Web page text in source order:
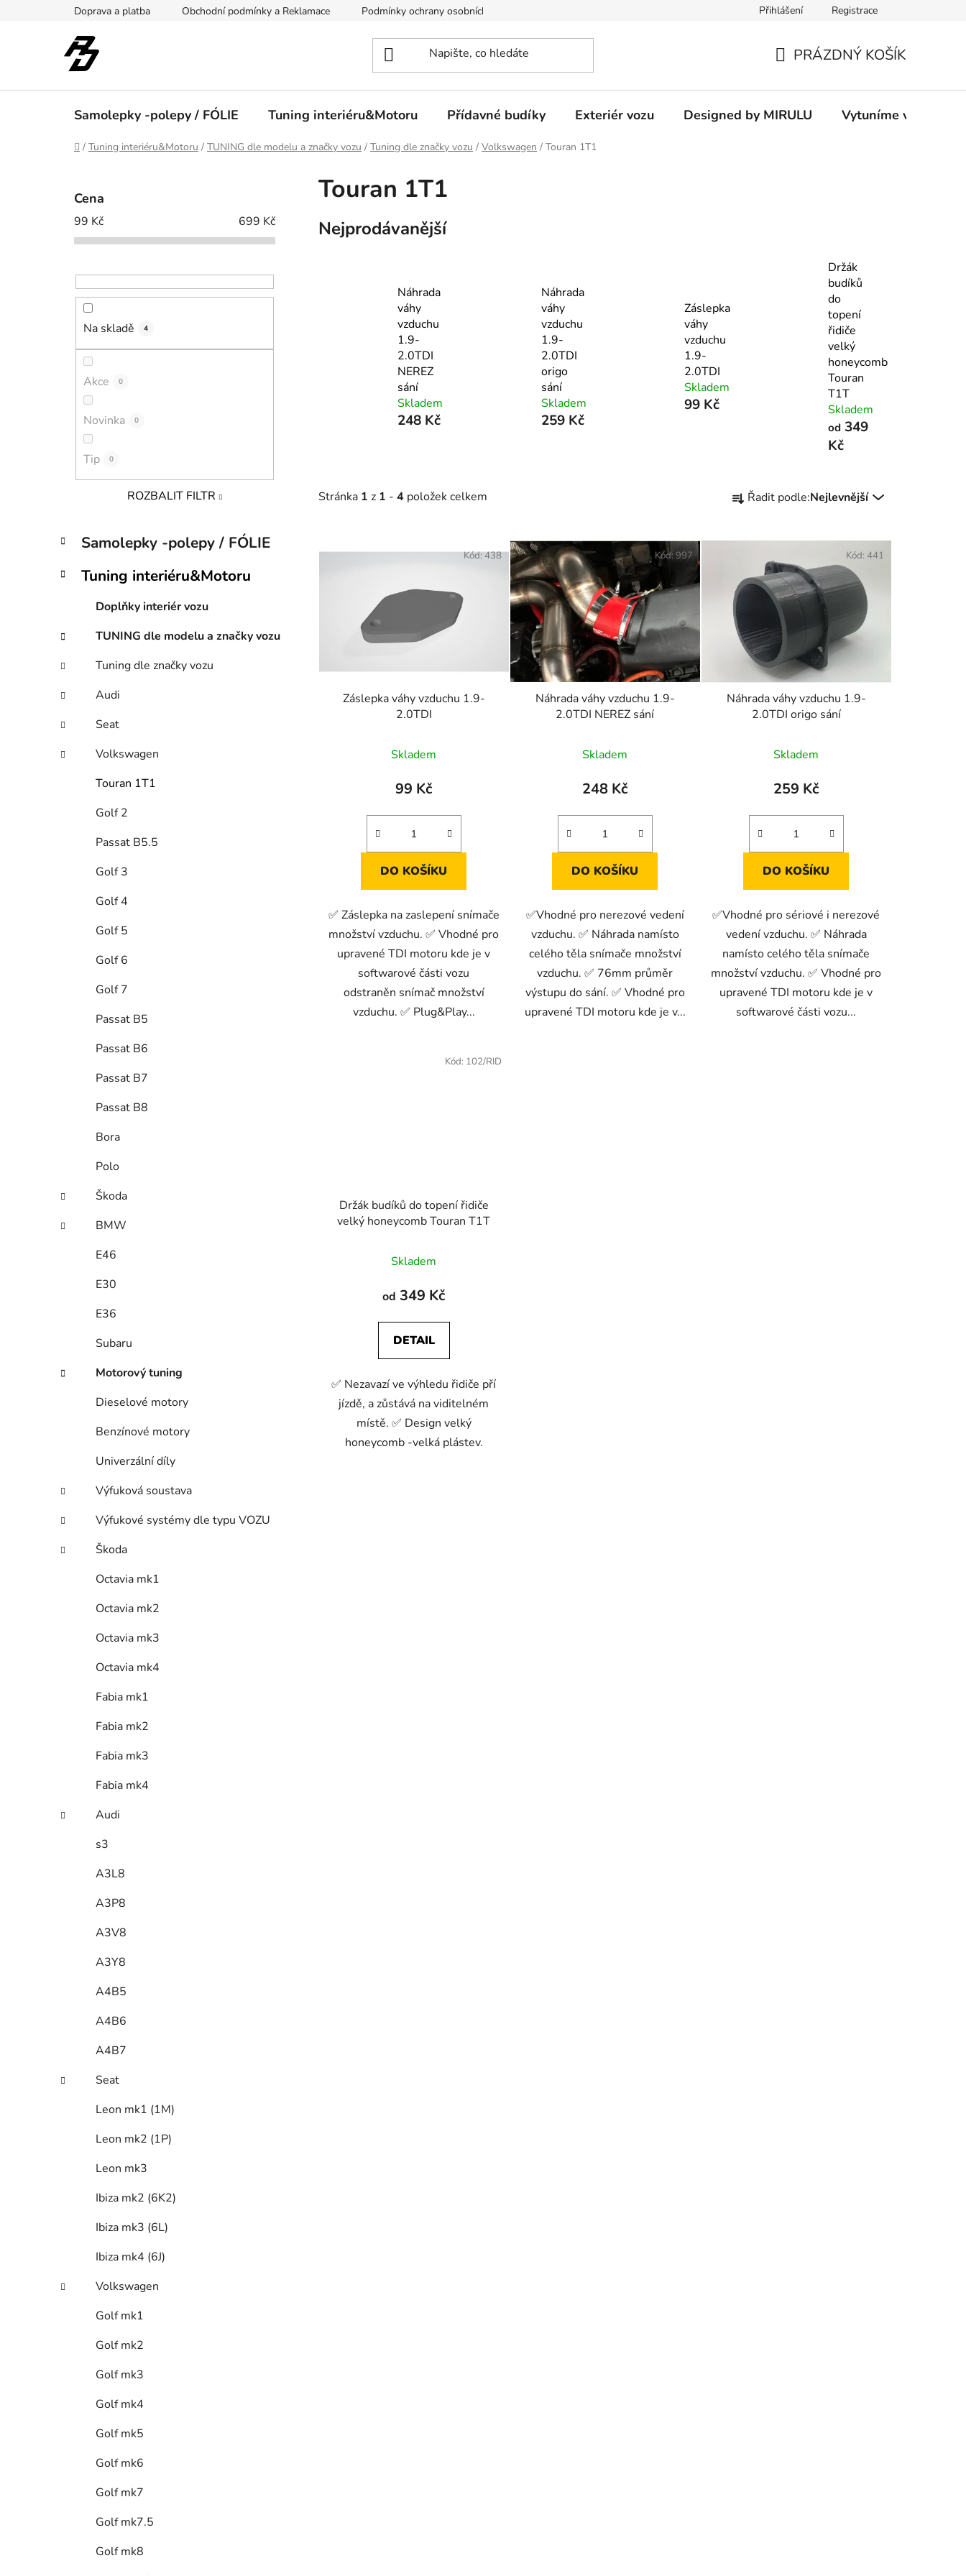
Doprava a platba Obchodní podmínky a Reklamace Podmínky ochrany osobních údajů Přihlášení Registrace
KOŠÍK
PRÁZDNÝ KOŠÍK
Samolepky -polepy / FÓLIE Tuning interiéru&Motoru Přídavné budíky Exteriér vozu Designed by MIRULU Vytuníme vám
Domů
/ Tuning interiéru&Motoru / TUNING dle modelu a značky vozu / Tuning dle značky vozu / Volkswagen / Touran 1T1
Cena
99 Kč 699 Kč
Na skladě 4
Akce 0
Novinka 0
Tip 0
ROZBALIT FILTR
Přeskočit
kategorie
K
a
e
i
e
Samolepky -polepy / FÓLIE
Tuning interiéru&Motoru
Doplňky interiér vozu
TUNING dle modelu a značky vozu
Tuning dle značky vozu
Audi
Seat
Volkswagen
Touran 1T1
Golf 2
Passat B5.5
Golf 3
Golf 4
Golf 5
Golf 6
Golf 7
Passat B5
Passat B6
Passat B7
Passat B8
Bora
Polo
Škoda
BMW
E46
E30
E36
Subaru
Motorový tuning
Dieselové motory
Benzínové motory
Univerzální díly
Výfuková soustava
Výfukové systémy dle typu VOZU
Škoda
Octavia mk1
Octavia mk2
Octavia mk3
Octavia mk4
Fabia mk1
Fabia mk2
Fabia mk3
Fabia mk4
Audi
s3
A3L8
A3P8
A3V8
A3Y8
A4B5
A4B6
A4B7
Seat
Leon mk1 (1M)
Leon mk2 (1P)
Leon mk3
Ibiza mk2 (6K2)
Ibiza mk3 (6L)
Ibiza mk4 (6J)
Volkswagen
Golf mk1
Golf mk2
Golf mk3
Golf mk4
Golf mk5
Golf mk6
Golf mk7
Golf mk7.5
Golf mk8
Touran 1T1
Nejprodávanější
Náhrada
váhy
vzduchu
1.9-
2.0TDI
NEREZ
sání
Skladem
248 Kč
Náhrada
váhy
vzduchu
1.9-
2.0TDI
origo
sání
Skladem
259 Kč
Záslepka
váhy
vzduchu
1.9-
2.0TDI
Skladem
99 Kč
Držák
budíků
do
topení
řidiče
velký
honeycomb
Touran
T1T
Skladem
od349
Kč
Stránka 1 z 1 - 4 položek celkem
a
e
p
r
o
k
Řadit podle:Nejlevnější
ý
o
Záslepka váhy vzduchu 1.9-
2.0TDI
Skladem
99 Kč
DO KOŠÍKU
✅ Záslepka na zaslepení snímače
množství vzduchu. ✅ Vhodné pro
upravené TDI motoru kde je v
softwarové části vozu
odstraněn snímač množství
vzduchu. ✅ Plug&Play...
Kód:438
Náhrada váhy vzduchu 1.9-
2.0TDI NEREZ sání
Skladem
248 Kč
DO KOŠÍKU
✅Vhodné pro nerezové vedení
vzduchu. ✅ Náhrada namísto
celého těla snímače množství
vzduchu. ✅ 76mm průměr
výstupu do sání. ✅ Vhodné pro
upravené TDI motoru kde je v...
Kód:997
Náhrada váhy vzduchu 1.9-
2.0TDI origo sání
Skladem
259 Kč
DO KOŠÍKU
✅Vhodné pro sériové i nerezové
vedení vzduchu. ✅ Náhrada
namísto celého těla snímače
množství vzduchu. ✅ Vhodné pro
upravené TDI motoru kde je v
softwarové části vozu...
Kód: 441
Držák budíků do topení řidiče
velký honeycomb Touran T1T
Skladem
od 349 Kč
DETAIL
✅ Nezavazí ve výhledu řidiče pří
jízdě, a zůstává na viditelném
místě. ✅ Design velký
honeycomb -velká plástev.
Kód: 102/RID